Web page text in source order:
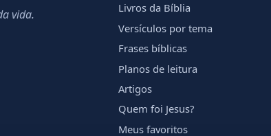
vida.
Livros da Bíblia
Versículos por tema
Frases bíblicas
Planos de leitura
Artigos
Quem foi Jesus?
Meus favoritos